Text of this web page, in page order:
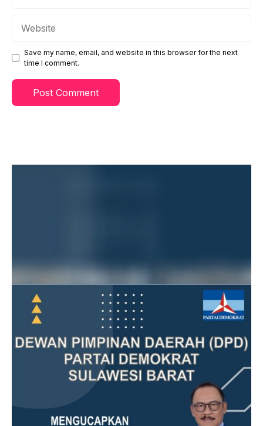
Save my name, email, and website in this browser for the next
time I comment.